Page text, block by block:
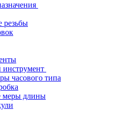
резьбы
часового типа
меры длины